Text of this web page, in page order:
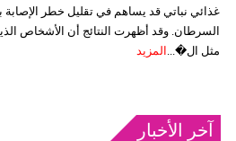
غذائي نباتي قد يساهم في تقليل خطر
السرطان. وقد أظهرت النتائج أن الأشخاص
مثل ال�...
المزيد
آخر الأخبار